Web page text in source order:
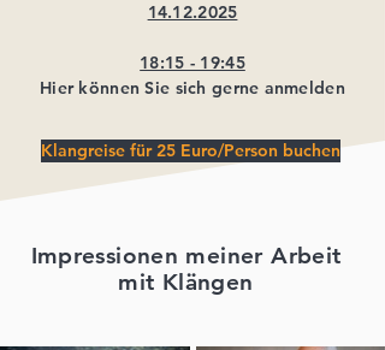
14.12.2025
18:15 - 19:45
Hier können Sie sich gerne anmelden
Klangreise für 25 Euro/Person buchen
Impressionen meiner Arbeit
mit Klängen